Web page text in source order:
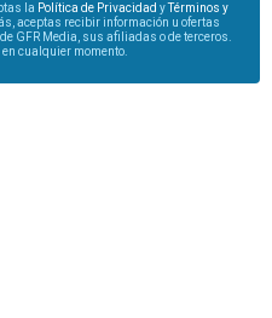
la Política de Privacidad yTérminos y
aceptas recibir información u ofertas
GFR Media, sus afiliadas o de terceros.
cualquier momento.